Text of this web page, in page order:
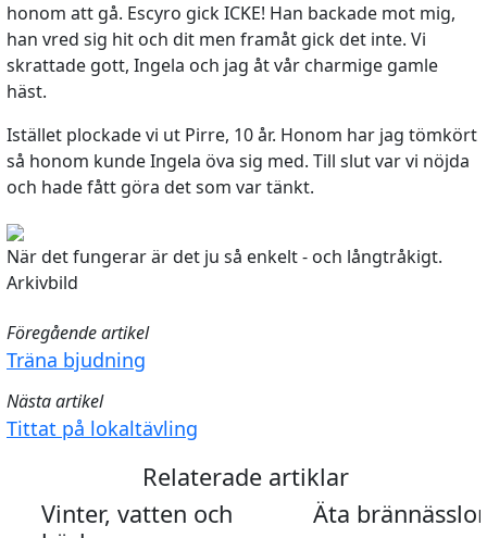
honom att gå. Escyro gick ICKE! Han backade mot mig,
han vred sig hit och dit men framåt gick det inte. Vi
skrattade gott, Ingela och jag åt vår charmige gamle
häst.
Istället plockade vi ut Pirre, 10 år. Honom har jag tömkört
så honom kunde Ingela öva sig med. Till slut var vi nöjda
och hade fått göra det som var tänkt.
När det fungerar är det ju så enkelt - och långtråkigt.
Arkivbild
Föregående artikel
Träna bjudning
Nästa artikel
Tittat på lokaltävling
Relaterade artiklar
Vinter, vatten och
Äta brännässlor